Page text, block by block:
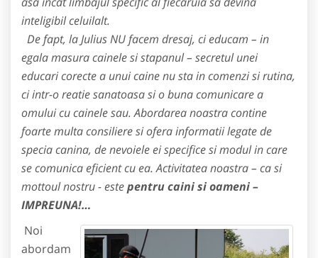
inteligibil celuilalt.
De fapt, la Julius NU facem dresaj, ci educam – in
egala masura cainele si stapanul – secretul unei
educari corecte a unui caine nu sta in comenzi si rutina,
ci intr-o reatie sanatoasa si o buna comunicare a
omului cu cainele sau. Abordarea noastra contine
foarte multa consiliere si ofera informatii legate de
specia canina, de nevoiele ei specifice si modul in care
se comunica eficient cu ea. Activitatea noastra – ca si
mottoul nostru - estepentru caini si oameni –
IMPREUNA!…
Noi
abordam